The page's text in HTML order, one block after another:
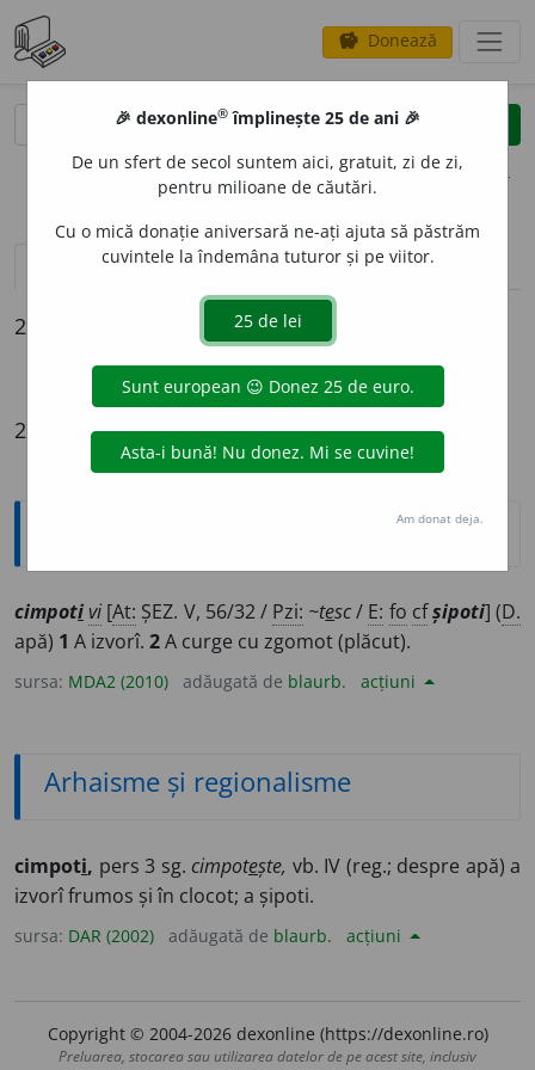
savings Donează
clear
opțiuni
definiții (2) conjugări / declinări
2 intrări
cimpotire
cimpoti
2 definiții
cimpotivi [At: ȘEZ. V, 56/32 / Pzi: ~tesc/ E: fo cfșipoti] (D.
apă) 1 A izvorî. 2A curge cu zgomot (plăcut).
sursa: MDA2 (2010) adăugată de blaurb. acțiuni
Arhaisme și regionalisme
cimpoti, pers 3 sg. cimpotește, vb. IV (reg.; despre apă) a
izvorî frumos și în clocot; a șipoti.
sursa: DAR (2002) adăugată de blaurb. acțiuni
Copyright © 2004-2026 dexonline (https://dexonline.ro)
Preluarea, stocarea sau utilizarea datelor de pe acest site, inclusiv
🎉 dexonline® împlinește 25 de ani 🎉
De un sfert de secol suntem aici, gratuit, zi de zi,
pentru milioane de căutări.
Cu o mică donație aniversară ne-ați ajuta să păstrăm
cuvintele la îndemâna tuturor și pe viitor.
Am donat deja.